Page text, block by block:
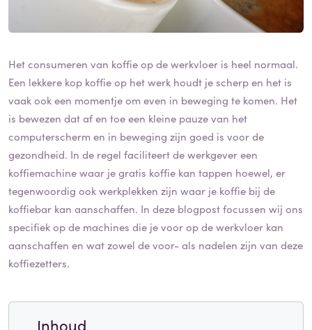
Het consumeren van koffie op de werkvloer is heel normaal.
Een lekkere kop koffie op het werk houdt je scherp en het is
vaak ook een momentje om even in beweging te komen. Het
is bewezen dat af en toe een kleine pauze van het
computerscherm en in beweging zijn goed is voor de
gezondheid. In de regel faciliteert de werkgever een
koffiemachine waar je gratis koffie kan tappen hoewel, er
tegenwoordig ook werkplekken zijn waar je koffie bij de
koffiebar kan aanschaffen. In deze blogpost focussen wij ons
specifiek op de machines die je voor op de werkvloer kan
aanschaffen en wat zowel de voor- als nadelen zijn van deze
koffiezetters.
Inhoud